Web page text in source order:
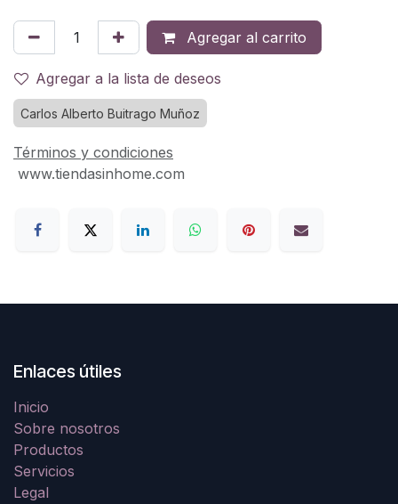
Agregar al carrito
Agregar a la lista de deseos
Carlos Alberto Buitrago Muñoz
Términos y condiciones
www.tiendasinhome.com
Enlaces útiles
Inicio
Sobre nosotros
Productos
Servicios
Legal